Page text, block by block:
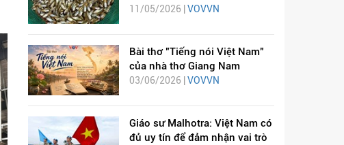
11/05/2026 | VOVVN
Bài thơ "Tiếng nói Việt Nam"
của nhà thơ Giang Nam
03/06/2026 | VOVVN
Giáo sư Malhotra: Việt Nam có
đủ uy tín để đảm nhận vai trò